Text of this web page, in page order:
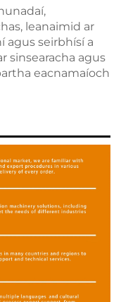
leanaimid ar
agus seirbhísí a
sinsearacha agus
eacnamaíoch